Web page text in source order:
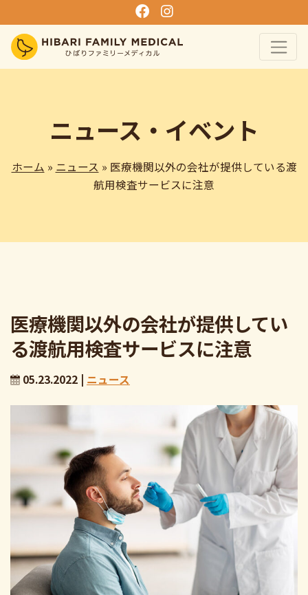
ニュース・イベント
ホーム » ニュース » 医療機関以外の会社が提供している渡
航用検査サービスに注意
医療機関以外の会社が提供してい
る渡航用検査サービスに注意
05.23.2022 | ニュース